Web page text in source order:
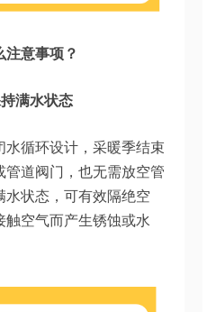
注意事项​​？
满水状态​
水循环设计，采暖季结束
管道阀门，也无需放空管
水状态，可有效隔绝空
空气而产生锈蚀或水